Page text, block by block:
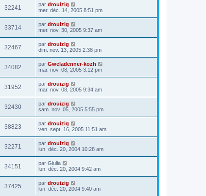
32241 par drouizig
mer. déc. 14, 2005 8:51 pm
33714 par drouizig
mer. nov. 30, 2005 9:37 am
32467 par drouizig
dim. nov. 13, 2005 2:38 pm
34082 par Gweladenner-kozh
mar. nov. 08, 2005 3:12 pm
31952 par drouizig
mar. nov. 08, 2005 9:34 am
32430 par drouizig
sam. nov. 05, 2005 5:55 pm
38823 par drouizig
ven. sept. 16, 2005 11:51 am
32271 par drouizig
lun. déc. 20, 2004 10:28 am
34151 par Giulia
lun. déc. 20, 2004 9:42 am
37425 par drouizig
lun. déc. 20, 2004 9:40 am